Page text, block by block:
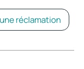
réclamation